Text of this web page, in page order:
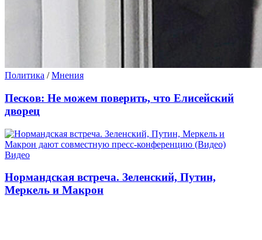
Политика /Мнения
Песков: Не можем поверить, что Елисейский
дворец
Видео
Нормандская встреча. Зеленский, Путин,
Меркель и Макрон